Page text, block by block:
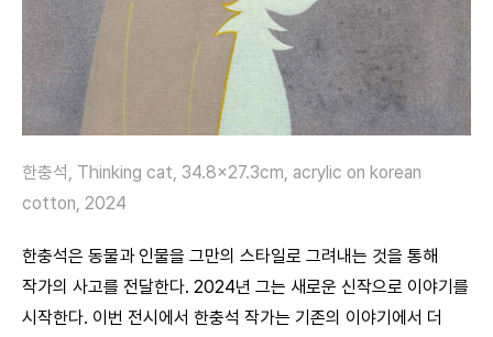
한충석, Thinking cat, 34.8×27.3cm, acrylic on korean
cotton, 2024
한충석은 동물과 인물을 그만의 스타일로 그려내는 것을 통해
작가의 사고를 전달한다. 2024년 그는 새로운 신작으로 이야기를
시작한다. 이번 전시에서 한충석 작가는 기존의 이야기에서 더